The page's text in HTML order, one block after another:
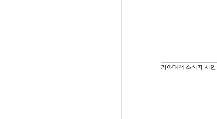
기아대책 소식지 시